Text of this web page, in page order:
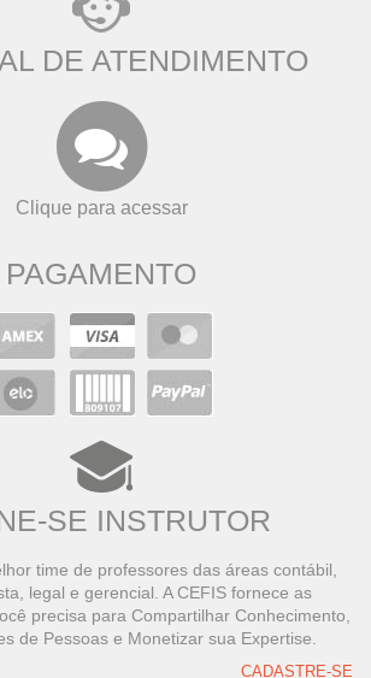
DE ATENDIMENTO
Clique para acessar
PAGAMENTO
SE INSTRUTOR
time de professores das áreas contábil,
legal e gerencial. A CEFIS fornece as
precisa para Compartilhar Conhecimento,
de Pessoas e Monetizar sua Expertise.
CADASTRE-SE